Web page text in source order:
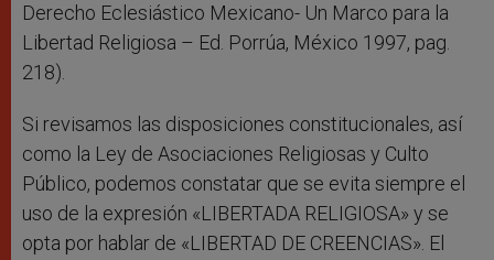
Derecho Eclesiástico Mexicano- Un Marco para la
Libertad Religiosa – Ed. Porrúa, México 1997, pag.
218).
Si revisamos las disposiciones constitucionales, así
como la Ley de Asociaciones Religiosas y Culto
Público, podemos constatar que se evita siempre el
uso de la expresión «LIBERTADA RELIGIOSA» y se
opta por hablar de «LIBERTAD DE CREENCIAS». El